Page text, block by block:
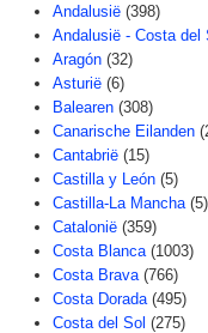
Andalusië (398)
Andalusië - Costa del
Aragón (32)
Asturië (6)
Balearen (308)
Canarische Eilanden
Cantabrië (15)
Castilla y León (5)
Castilla-La Mancha (5)
Catalonië (359)
Costa Blanca (1003)
Costa Brava (766)
Costa Dorada (495)
Costa del Sol (275)